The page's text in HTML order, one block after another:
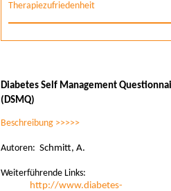
Therapiezufriedenheit
Diabetes Self Management
(DSMQ)
Beschreibung >>>>>
Autoren: Schmitt, A.
Weiterführende Links:
http://www.diabetes-